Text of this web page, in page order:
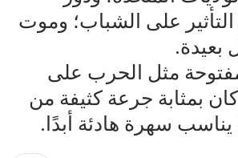
على الشباب؛ وموت
بعيدة.
مفتوحة مثل الحرب على
كان بمثابة جرعة كثيفة من
يناسب سهرة هادئة أبدًا.